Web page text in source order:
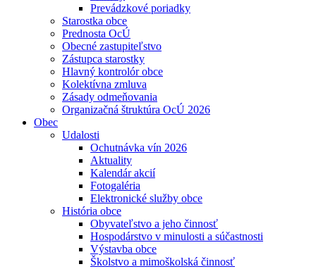
Prevádzkové poriadky
Starostka obce
Prednosta OcÚ
Obecné zastupiteľstvo
Zástupca starostky
Hlavný kontrolór obce
Kolektívna zmluva
Zásady odmeňovania
Organizačná štruktúra OcÚ 2026
Obec
Udalosti
Ochutnávka vín 2026
Aktuality
Kalendár akcií
Fotogaléria
Elektronické služby obce
História obce
Obyvateľstvo a jeho činnosť
Hospodárstvo v minulosti a súčastnosti
Výstavba obce
Školstvo a mimoškolská činnosť